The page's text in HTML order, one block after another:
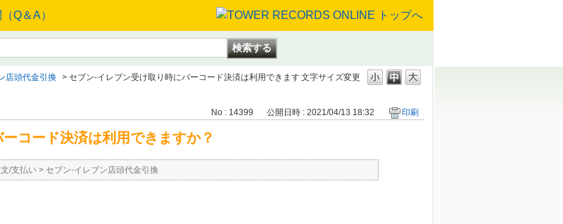
文字サイズ変更
店頭代金引換 > セブン-イレブン受け取り時にバーコード決済は利用できます
No : 14399 公開日時 : 2021/04/13 18:32 印刷
コード決済は利用できますか？
/支払い > セブン-イレブン店頭代金引換